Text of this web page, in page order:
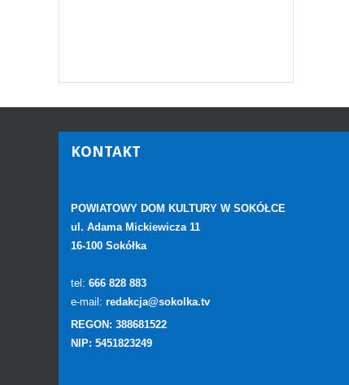
KONTAKT
POWIATOWY DOM KULTURY W SOKÓŁCE
ul. Adama Mickiewicza 11
16-100 Sokółka
tel: 666 828 883
e-mail: redakcja@sokolka.tv
REGON: 388681522
NIP: 5451823249